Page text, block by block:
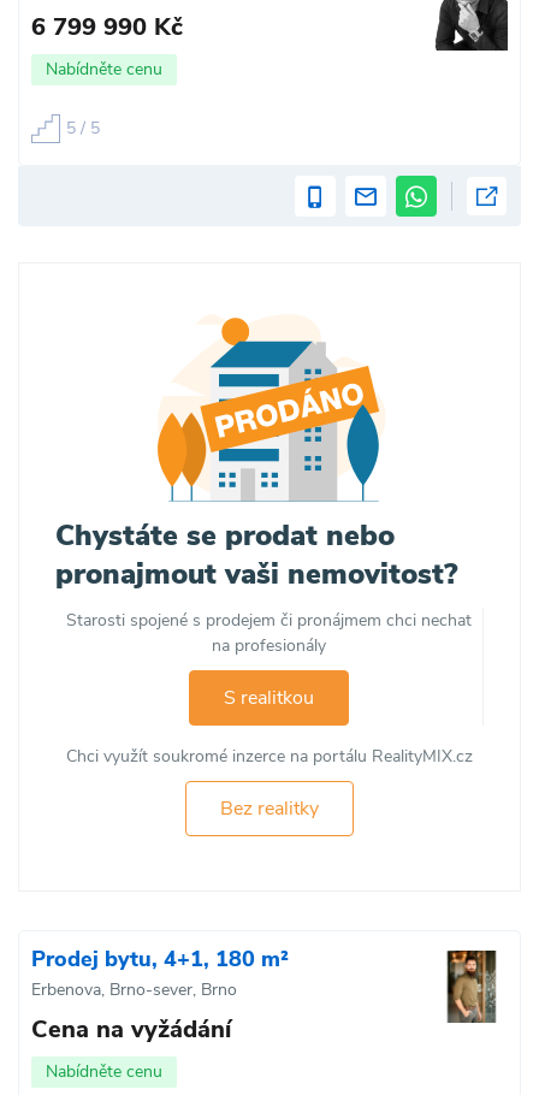
6 799 990 Kč
Nabídněte cenu
5 / 5
Chystáte se prodat nebo
pronajmout vaši nemovitost?
Starosti spojené s prodejem či pronájmem chci nechat
na profesionály
S realitkou
Chci využít soukromé inzerce na portálu RealityMIX.cz
Bez realitky
Prodej bytu, 4+1, 180 m²
Erbenova, Brno-sever, Brno
Cena na vyžádání
Nabídněte cenu